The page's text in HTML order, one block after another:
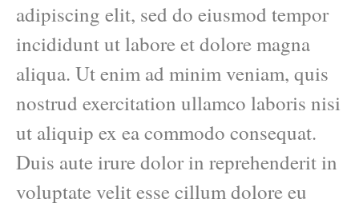
adipiscing elit, sed do eiusmod tempor
incididunt ut labore et dolore magna
aliqua. Ut enim ad minim veniam, quis
nostrud exercitation ullamco laboris nisi
ut aliquip ex ea commodo consequat.
Duis aute irure dolor in reprehenderit in
voluptate velit esse cillum dolore eu